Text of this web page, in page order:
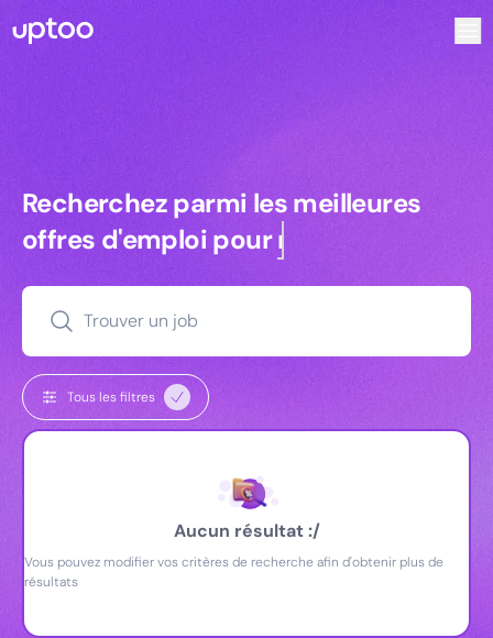
Recherchez parmi les meilleures
Recherchez parmi les meilleures
offres d'emploi pourmanagers
Trouver un job
Tous les filtres
Aucun résultat :/
Vous pouvez modifier vos critères de recherche afin d'obtenir plus de
résultats